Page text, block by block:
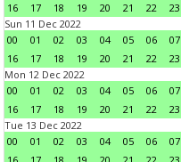
16
17 18 19 20 21 22
23
Sun 11 Dec 2022
00
01 02 03 04 05 06 07
16
17 18 19 20 21 22
23
Mon 12 Dec 2022
00
01 02 03 04 05 06 07
16
17 18 19 20 21 22
23
Tue 13 Dec 2022
00
01 02 03 04 05 06 07